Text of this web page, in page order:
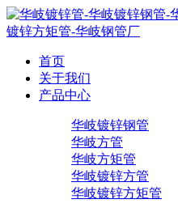
首页
关于我们
产品中心
华岐镀锌钢管
华岐方管
华岐方矩管
华岐镀锌方管
华岐镀锌方矩管